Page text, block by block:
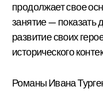
продолжает свое
занятие — показать
развитие своих
исторического
Романы Ивана